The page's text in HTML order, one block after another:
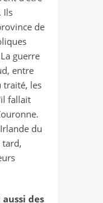
Ils
de
guerre
entre
traité, les
fallait
du
tard,
des